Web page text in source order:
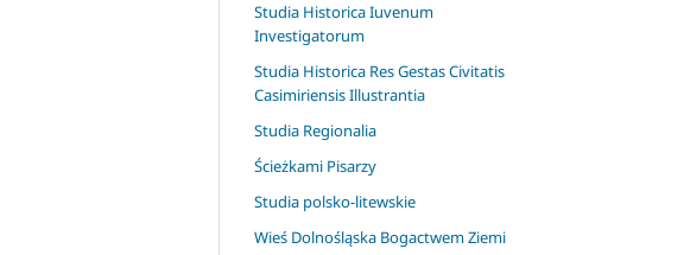
Studia Historica Iuvenum
Investigatorum
Studia Historica Res Gestas Civitatis
Casimiriensis Illustrantia
Studia Regionalia
Ścieżkami Pisarzy
Studia polsko-litewskie
Wieś Dolnośląska Bogactwem Ziemi